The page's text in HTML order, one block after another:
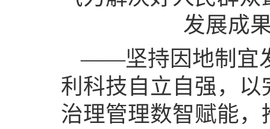
发展成
——坚持因地制宜
利科技自立自强，
治理管理数智赋能